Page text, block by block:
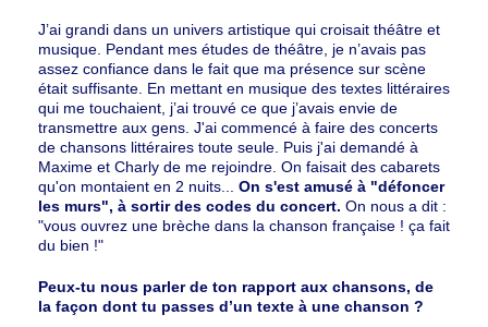
J’ai grandi dans un univers artistique qui croisait théâtre et
musique. Pendant mes études de théâtre, je n’avais pas
assez confiance dans le fait que ma présence sur scène
était suffisante. En mettant en musique des textes littéraires
qui me touchaient, j’ai trouvé ce que j’avais envie de
transmettre aux gens. J'ai commencé à faire des concerts
de chansons littéraires toute seule. Puis j'ai demandé à
Maxime et Charly de me rejoindre. On faisait des cabarets
qu'on montaient en 2 nuits... On s'est amusé à "défoncer
les murs", à sortir des codes du concert. On nous a dit :
"vous ouvrez une brèche dans la chanson française ! ça fait
du bien !"
Peux-tu nous parler de ton rapport aux chansons, de
la façon dont tu passes d’un texte à une chanson ?